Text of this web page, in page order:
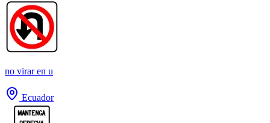
no virar en u
Ecuador